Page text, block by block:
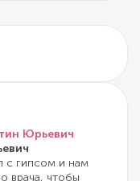
Юрьевич
с гипсом и нам
врача, чтобы